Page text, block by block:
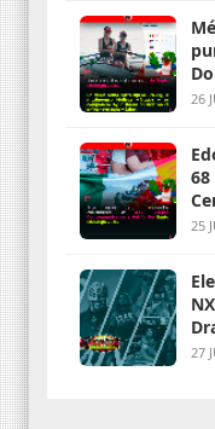
26
25
NXT; Persa
27